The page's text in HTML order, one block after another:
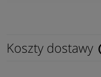
Koszty dostawy
Cena nie zawiera